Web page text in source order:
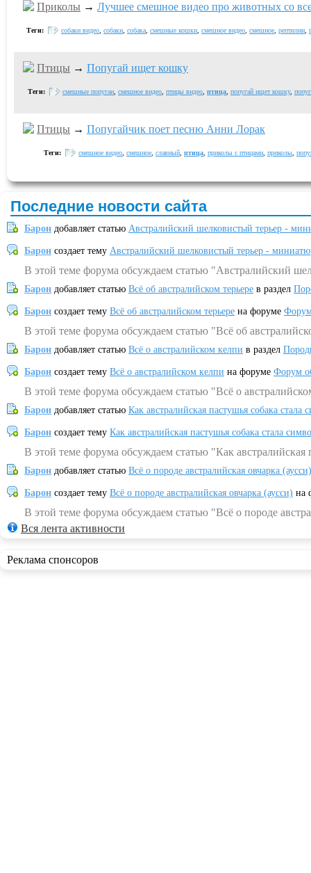
Приколы → Лучшее смешное видео про животных со
Теги: собаки видео собаки собака смешные кошки смешное видео смешное рептилии
Птицы → Попугай ищет кошку
Теги: смешные попугаи смешное видео птицы видео птица попугай ищет кошку,
Птицы → Попугайчик поет песню Анни Лорак
Теги: смешное видео смешное славный птица приколы с птицами приколы
Последние новости сайта
Барон добавляет статью Австралийский шелковистый терьер -
Барон создает тему Австралийский шелковистый терьер -
В этой теме форума обсуждаем статью "Австралийский
Барон добавляет статью Всё об австралийском терьере в раздел
Барон создает тему Всё об австралийском терьере на форуме
В этой теме форума обсуждаем статью "Всё об
Барон добавляет статью Всё о австралийском келпи в раздел
Барон создает тему Всё о австралийском келпи на форуме Форум
В этой теме форума обсуждаем статью "Всё о
Барон добавляет статью Как австралийская пастушья собака
Барон создает тему Как австралийская пастушья собака стала
В этой теме форума обсуждаем статью "Как
Барон добавляет статью Всё о породе австралийская овчарка (аусси)
Барон создает тему Всё о породе австралийская овчарка (аусси) на
В этой теме форума обсуждаем статью "Всё о породе
Вся лента активности
Реклама спонсоров